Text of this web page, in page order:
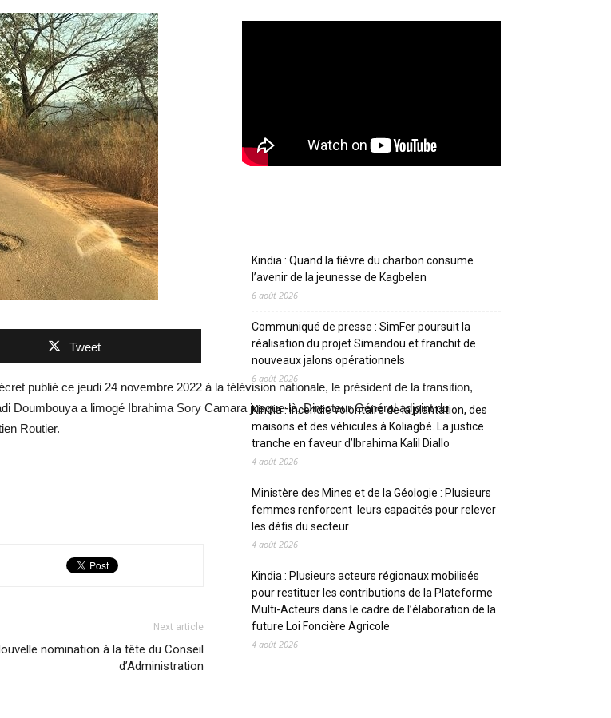
Tweet
publié ce jeudi 24 novembre 2022 à la télévision nationale, le président de la transition,
Doumbouya a limogé Ibrahima Sory Camara jusque-là, Directeur Général adjoint du
Routier.
Next article
nomination à la tête du Conseil
d’Administration
Kindia : Quand la fièvre du charbon consume
l’avenir de la jeunesse de Kagbelen
6 août 2026
Communiqué de presse : SimFer poursuit la
réalisation du projet Simandou et franchit de
nouveaux jalons opérationnels
6 août 2026
Kindia : incendie volontaire de la plantation, des
maisons et des véhicules à Koliagbé. La justice
tranche en faveur d’Ibrahima Kalil Diallo
4 août 2026
Ministère des Mines et de la Géologie : Plusieurs
femmes renforcent leurs capacités pour relever
les défis du secteur
4 août 2026
Kindia : Plusieurs acteurs régionaux mobilisés
pour restituer les contributions de la Plateforme
Multi-Acteurs dans le cadre de l’élaboration de la
future Loi Foncière Agricole
4 août 2026